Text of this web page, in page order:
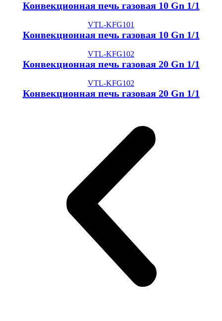
Конвекционная печь газовая 10 Gn 1/1
VTL-KFG101
Конвекционная печь газовая 10 Gn 1/1
VTL-KFG102
Конвекционная печь газовая 20 Gn 1/1
VTL-KFG102
Конвекционная печь газовая 20 Gn 1/1